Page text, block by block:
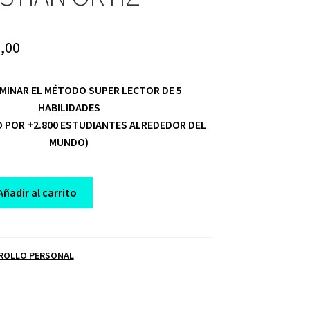
Current
is:
$ 10,00.
EL MÉTODO SUPER LECTOR DE 5
HABILIDADES
POR +2.800 ESTUDIANTES ALREDEDOR DEL
MUNDO)
al carrito
PERSONAL